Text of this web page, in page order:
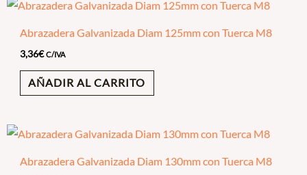
Abrazadera Galvanizada Diam 125mm con Tuerca M8
3,36€ C/IVA
AÑADIR AL CARRITO
Abrazadera Galvanizada Diam 130mm con Tuerca M8